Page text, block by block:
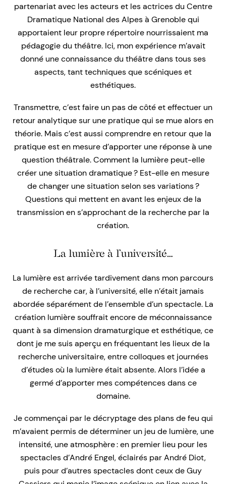
partenariat avec les acteurs et les actrices du Centre
Dramatique National des Alpes à Grenoble qui
apportaient leur propre répertoire nourrissaient ma
pédagogie du théâtre. Ici, mon expérience m’avait
donné une connaissance du théâtre dans tous ses
aspects, tant techniques que scéniques et
esthétiques.
Transmettre, c’est faire un pas de côté et effectuer un
retour analytique sur une pratique qui se mue alors en
théorie. Mais c’est aussi comprendre en retour que la
pratique est en mesure d’apporter une réponse à une
question théâtrale. Comment la lumière peut-elle
créer une situation dramatique ? Est-elle en mesure
de changer une situation selon ses variations ?
Questions qui mettent en avant les enjeux de la
transmission en s’approchant de la recherche par la
création.
La lumière à l’université…
La lumière est arrivée tardivement dans mon parcours
de recherche car, à l’université, elle n’était jamais
abordée séparément de l’ensemble d’un spectacle. La
création lumière souffrait encore de méconnaissance
quant à sa dimension dramaturgique et esthétique, ce
dont je me suis aperçu en fréquentant les lieux de la
recherche universitaire, entre colloques et journées
d’études où la lumière était absente. Alors l’idée a
germé d’apporter mes compétences dans ce
domaine.
Je commençai par le décryptage des plans de feu qui
m’avaient permis de déterminer un jeu de lumière, une
intensité, une atmosphère : en premier lieu pour les
spectacles d’André Engel, éclairés par André Diot,
puis pour d’autres spectacles dont ceux de Guy